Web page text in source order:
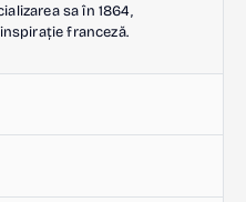
sa în 1864,
franceză.